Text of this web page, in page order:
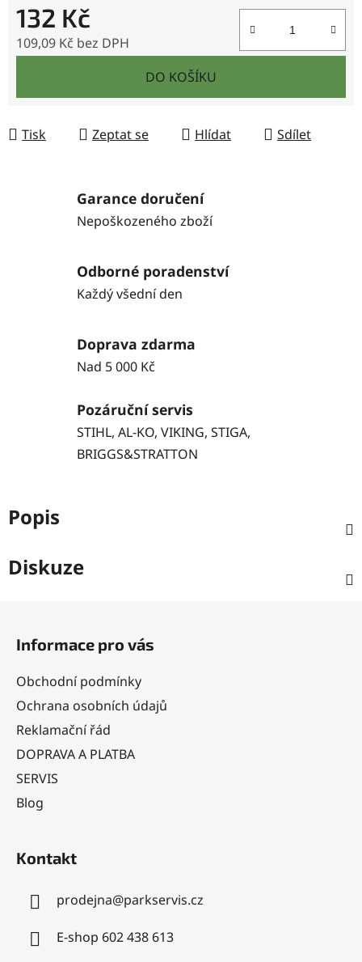
132 Kč
109,09 Kč bez DPH
DO KOŠÍKU
Tisk Zeptat se Hlídat Sdílet
Garance doručení
Nepoškozeného zboží
Odborné poradenství
Každý všední den
Doprava zdarma
Nad 5 000 Kč
Pozáruční servis
STIHL, AL-KO, VIKING, STIGA,
BRIGGS&STRATTON
Popis
Diskuze
Informace pro vás
Obchodní podmínky
Ochrana osobních údajů
Reklamační řád
DOPRAVA A PLATBA
SERVIS
Blog
Kontakt
prodejna@parkservis.cz
E-shop 602 438 613